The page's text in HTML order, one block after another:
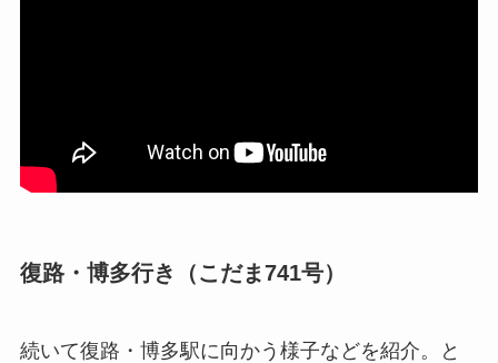
復路・博多行き（こだま741号）
続いて復路・博多駅に向かう様子などを紹介。と